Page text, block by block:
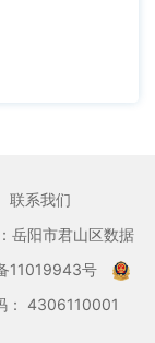
联系我们
岳阳市君山区数据
11019943号
： 4306110001